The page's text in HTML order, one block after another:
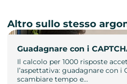
Guadagnare con i
Il calcolo per 1000 risposte
l’aspettativa: guadagnare con i
scambiare tempo e…
Altro sullo stesso